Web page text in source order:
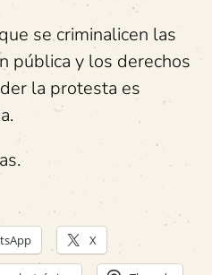
se criminalicen las
pública y los derechos
la protesta es
X